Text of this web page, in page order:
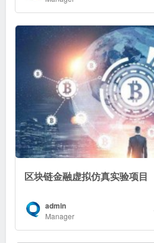
区块链金融虚拟仿真实验项目
admin
Manager